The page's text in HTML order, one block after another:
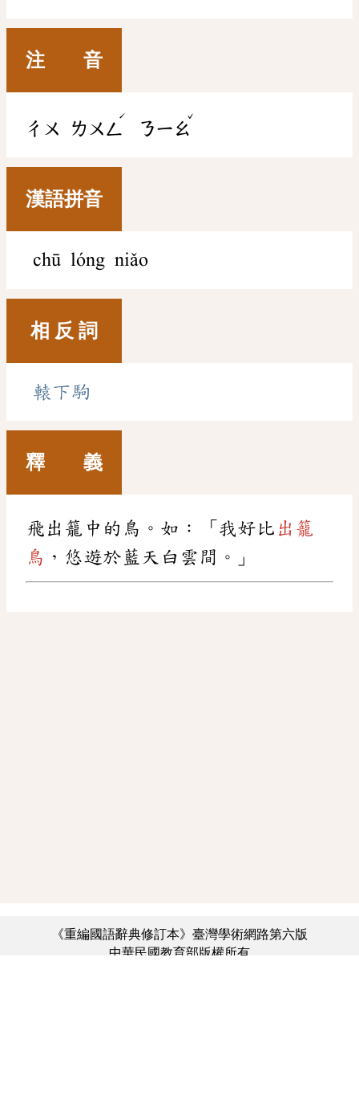
注 音
ㄔㄨ ㄌㄨㄥ
ˊ
ㄋㄧㄠ
ˇ
漢語拼音
chū lóng niǎo
相 反 詞
轅下駒
釋 義
飛出籠中的鳥。如：「我好比 出籠
鳥 ，悠遊於藍天白雲間。」
《重編國語辭典修訂本》臺灣學術網路第六版
中華民國教育部版權所有